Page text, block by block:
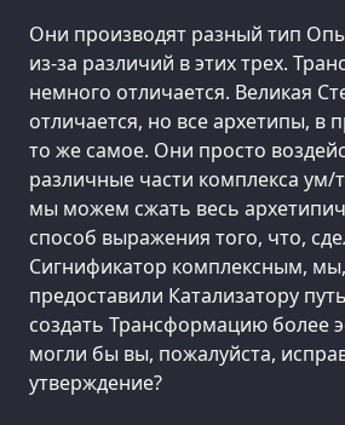
Они производят разный тип
из-за различий в этих трех.
немного отличается. Великая
отличается, но все архетипы, в
то же самое. Они просто
различные части комплекса ум/
мы можем сжать весь
способ выражения того, что,
Сигнификатор комплексным,
предоставили Катализатору
создать Трансформацию более
могли бы вы, пожалуйста,
утверждение?